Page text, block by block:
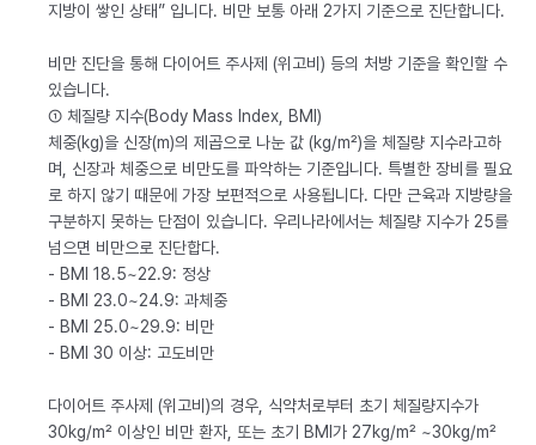
지방이 쌓인 상태” 입니다. 비만 보통 아래 2가지 기준으로 진단합니다.
비만 진단을 통해 다이어트 주사제 (위고비) 등의 처방 기준을 확인할 수
있습니다.
① 체질량 지수(Body Mass Index, BMI)
체중(kg)을 신장(m)의 제곱으로 나눈 값 (kg/m²)을 체질량 지수라고하
며, 신장과 체중으로 비만도를 파악하는 기준입니다. 특별한 장비를 필요
로 하지 않기 때문에 가장 보편적으로 사용됩니다. 다만 근육과 지방량을
구분하지 못하는 단점이 있습니다. 우리나라에서는 체질량 지수가 25를
넘으면 비만으로 진단합다.
- BMI 18.5~22.9: 정상
- BMI 23.0~24.9: 과체중
- BMI 25.0~29.9: 비만
- BMI 30 이상: 고도비만
다이어트 주사제 (위고비)의 경우, 식약처로부터 초기 체질량지수가
30kg/m² 이상인 비만 환자, 또는 초기 BMI가 27kg/m² ~30kg/m²